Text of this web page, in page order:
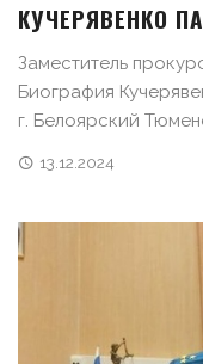
КУЧЕРЯВЕНКО
Заместитель
Биография
г. Белоярский
13.12.2024